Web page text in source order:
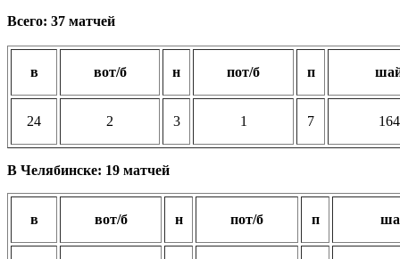
Всего: 37 матчей
в вот/б н пот/б п
24 2 3 1 7
В Челябинске: 19 матчей
в вот/б н пот/б п